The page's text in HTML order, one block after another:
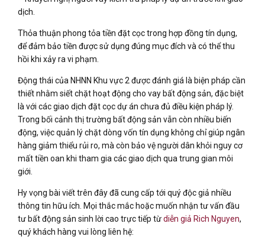
dịch.
Thỏa thuận phong tỏa tiền đặt cọc trong hợp đồng tín dụng,
để đảm bảo tiền được sử dụng đúng mục đích và có thể thu
hồi khi xảy ra vi phạm.
Động thái của NHNN Khu vực 2 được đánh giá là biện pháp cần
thiết nhằm siết chặt hoạt động cho vay bất động sản, đặc biệt
là với các giao dịch đặt cọc dự án chưa đủ điều kiện pháp lý.
Trong bối cảnh thị trường bất động sản vẫn còn nhiều biến
động, việc quản lý chặt dòng vốn tín dụng không chỉ giúp ngân
hàng giảm thiểu rủi ro, mà còn bảo vệ người dân khỏi nguy cơ
mất tiền oan khi tham gia các giao dịch qua trung gian môi
giới.
Hy vọng bài viết trên đây đã cung cấp tới quý độc giả nhiều
thông tin hữu ích. Mọi thắc mắc hoặc muốn nhận tư vấn đầu
tư bất động sản sinh lời cao trực tiếp từdiễn giả Rich Nguyen,
quý khách hàng vui lòng liên hệ: